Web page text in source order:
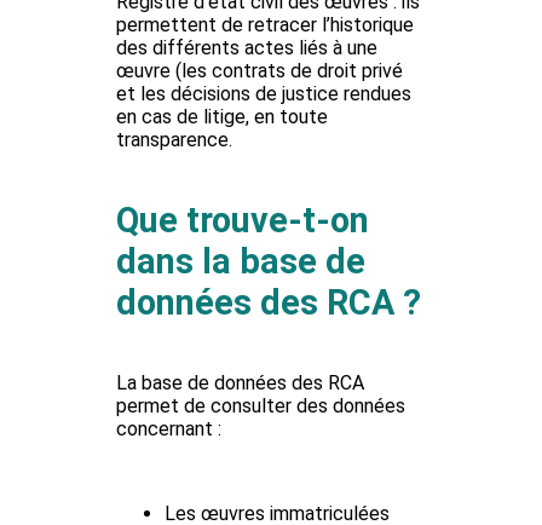
permettent de retracer l’historique
des différents actes liés à une
œuvre (les contrats de droit privé
et les décisions de justice rendues
en cas de litige, en toute
transparence.
Que trouve-t-on
dans la base de
données des RCA ?
La base de données des RCA
permet de consulter des données
concernant :
Les œuvres immatriculées